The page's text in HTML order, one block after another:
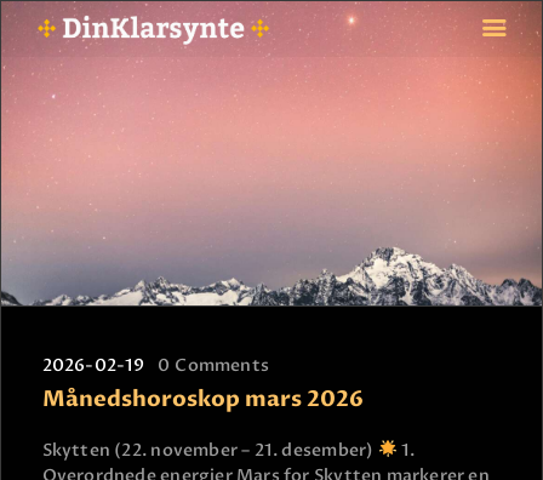
ASTROLOGI
STJERNETEGN
TAROTKORT
KLARSYNTE
BETALING
VIPPS
JOBBE SOM KLARSYNT
2026-02-19 0 Comments
Månedshoroskop mars 2026
Skytten (22. november – 21. desember)
1.
Overordnede energier Mars for Skytten markerer en